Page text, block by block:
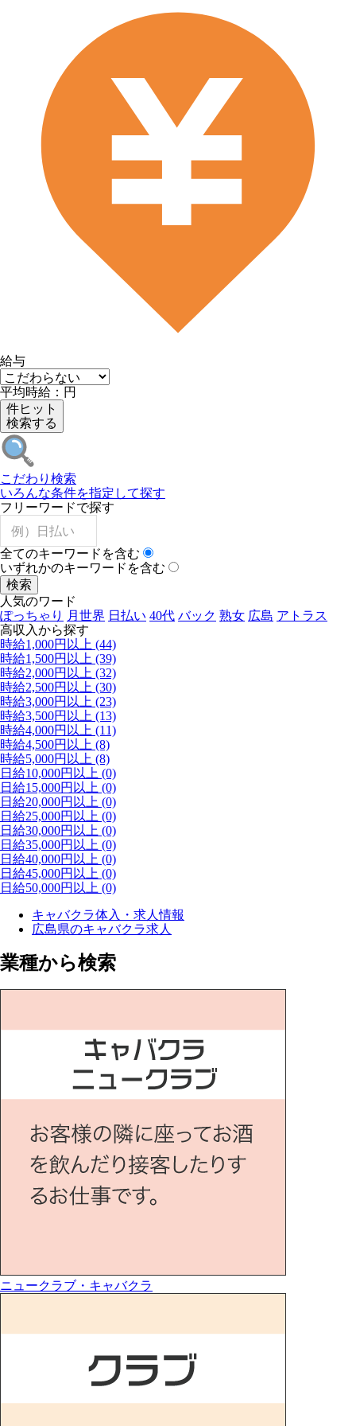
給与
平均時給 ： 円
件ヒット
検索する
こだわり検索
いろんな条件を指定して探す
フリーワードで探す
全てのキーワードを含む
いずれかのキーワードを含む
人気のワード
ぽっちゃり
月世界 日払い 40代 バック 熟女 広島 アトラス
高収入から探す
時給1,000円以上 (44)
時給1,500円以上 (39)
時給2,000円以上 (32)
時給2,500円以上 (30)
時給3,000円以上 (23)
時給3,500円以上 (13)
時給4,000円以上 (11)
時給4,500円以上 (8)
時給5,000円以上 (8)
日給10,000円以上 (0)
日給15,000円以上 (0)
日給20,000円以上 (0)
日給25,000円以上 (0)
日給30,000円以上 (0)
日給35,000円以上 (0)
日給40,000円以上 (0)
日給45,000円以上 (0)
日給50,000円以上 (0)
キャバクラ体入・求人情報
広島県のキャバクラ求人
業種から検索
ニュークラブ・キャバクラ